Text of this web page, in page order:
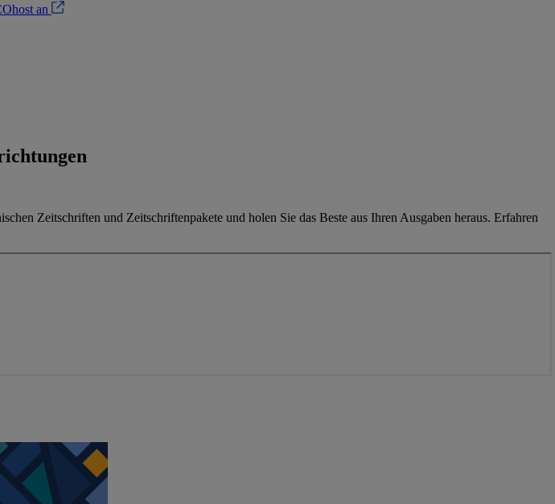
an
Zeitschriften und Zeitschriftenpakete und holen Sie das Beste aus Ihren Ausgaben heraus. Erfahren